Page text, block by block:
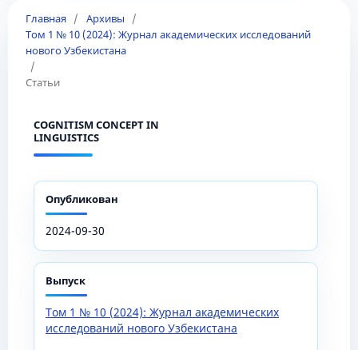
Главная / Архивы
/
Том 1 № 10 (2024): Журнал академических исследований
нового Узбекистана
/
Статьи
COGNITISM CONCEPT IN
LINGUISTICS
Опубликован
2024-09-30
Выпуск
Том 1 № 10 (2024): Журнал академических
исследований нового Узбекистана